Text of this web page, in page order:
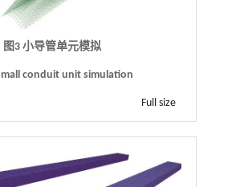
图3 小导管单元模拟
conduit unit simulation
Full size